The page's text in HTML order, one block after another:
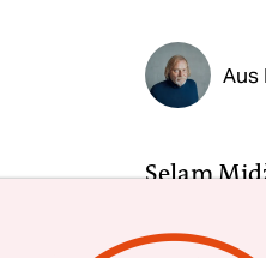
Aus
Selam
Chef des